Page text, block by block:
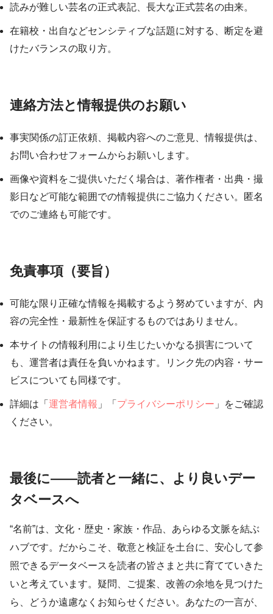
読みが難しい芸名の正式表記、長大な正式芸名の由来。
在籍校・出自などセンシティブな話題に対する、断定を避
けたバランスの取り方。
連絡方法と情報提供のお願い
事実関係の訂正依頼、掲載内容へのご意見、情報提供は、
お問い合わせフォームからお願いします。
画像や資料をご提供いただく場合は、著作権者・出典・撮
影日など可能な範囲での情報提供にご協力ください。匿名
でのご連絡も可能です。
免責事項（要旨）
可能な限り正確な情報を掲載するよう努めていますが、内
容の完全性・最新性を保証するものではありません。
本サイトの情報利用により生じたいかなる損害について
も、運営者は責任を負いかねます。リンク先の内容・サー
ビスについても同様です。
詳細は「 運営者情報 」「 プライバシーポリシー 」をご確認
ください。
最後に――読者と一緒に、より良いデー
タベースへ
“名前”は、文化・歴史・家族・作品、あらゆる文脈を結ぶ
ハブです。だからこそ、敬意と検証を土台に、安心して参
照できるデータベースを読者の皆さまと共に育てていきた
いと考えています。疑問、ご提案、改善の余地を見つけた
ら、どうか遠慮なくお知らせください。あなたの一言が、